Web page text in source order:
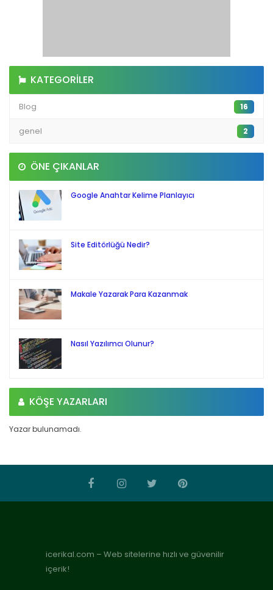
KATEGORILER
Blog 16
genel 2
ÖNE ÇIKANLAR
Google Anahtar Kelime Planlayıcı
Site Editörlüğü Nedir?
Makale Yazarak Para Kazanmak
Nasıl Yazılımcı Olunur?
KÖŞE YAZARLARI
Yazar bulunamadı.
icerikal.com – Web sitelerine hızlı ve güvenilir
içerik!